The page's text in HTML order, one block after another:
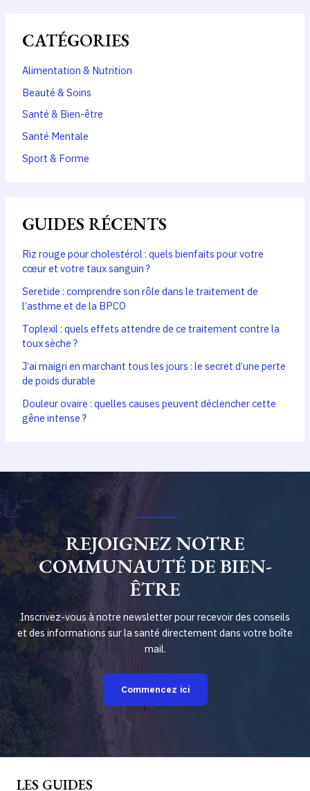
CATÉGORIES
Alimentation & Nutrition
Beauté & Soins
Santé & Bien-être
Santé Mentale
Sport & Forme
GUIDES RÉCENTS
Riz rouge pour cholestérol : quels bienfaits pour votre
cœur et votre taux sanguin ?
Seretide : comprendre son rôle dans le traitement de
l’asthme et de la BPCO
Toplexil : quels effets attendre de ce traitement contre la
toux sèche ?
J’ai maigri en marchant tous les jours : le secret d’une perte
de poids durable
Douleur ovaire : quelles causes peuvent déclencher cette
gêne intense ?
REJOIGNEZ NOTRE
COMMUNAUTÉ DE BIEN-
ÊTRE
Inscrivez-vous à notre newsletter pour recevoir des conseils
et des informations sur la santé directement dans votre boîte
mail.
Commencez ici
LES GUIDES